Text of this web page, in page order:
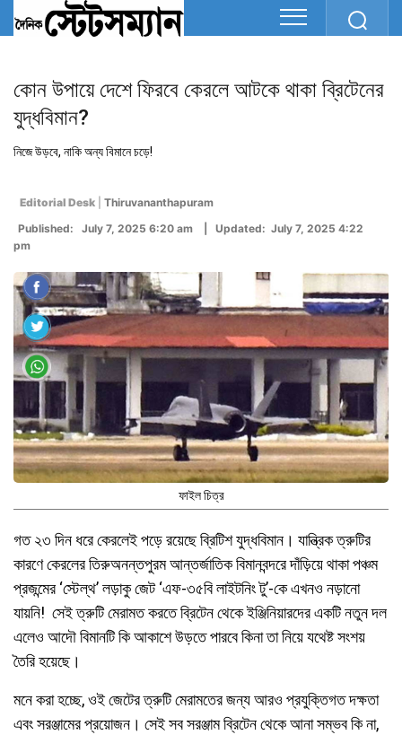
কোন উপায়ে দেশে ফিরবে কেরলে আটকে থাকা ব্রিটেনের
যুদ্ধবিমান?
নিজে উড়বে, নাকি অন্য বিমানে চড়ে!
Editorial Desk
Thiruvananthapuram
Published: July 7, 2025 6:20 am | Updated: July 7, 2025 4:22
pm
ফাইল চিত্র
গত ২৩ দিন ধরে কেরলেই পড়ে রয়েছে ব্রিটিশ যুদ্ধবিমান। যান্ত্রিক ত্রুটির
কারণে কেরলের তিরুঅনন্তপুরম আন্তর্জাতিক বিমানবন্দরে দাঁড়িয়ে থাকা পঞ্চম
প্রজন্মের ‘স্টেল্‌থ’ লড়াকু জেট ‘এফ-৩৫বি লাইটনিং টু’-কে এখনও নড়ানো
যায়নি! সেই ত্রুটি মেরামত করতে ব্রিটেন থেকে ইঞ্জিনিয়ারদের একটি নতুন দল
এলেও আদৌ বিমানটি কি আকাশে উড়তে পারবে কিনা তা নিয়ে যথেষ্ট সংশয়
তৈরি হয়েছে।
মনে করা হচ্ছে, ওই জেটের ত্রুটি মেরামতের জন্য আরও প্রযুক্তিগত দক্ষতা
এবং সরঞ্জামের প্রয়োজন। সেই সব সরঞ্জাম ব্রিটেন থেকে আনা সম্ভব কি না,